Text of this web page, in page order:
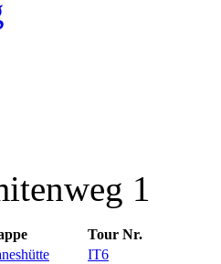
1
Tour Nr.
IT6